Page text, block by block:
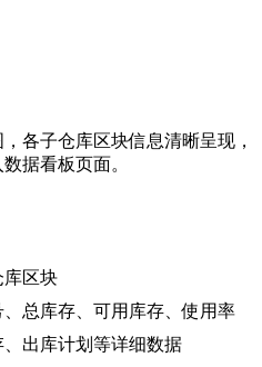
各子仓库区块信息清晰呈现，
据看板页面。
库区块
总库存、可用库存、使用率
出库计划等详细数据